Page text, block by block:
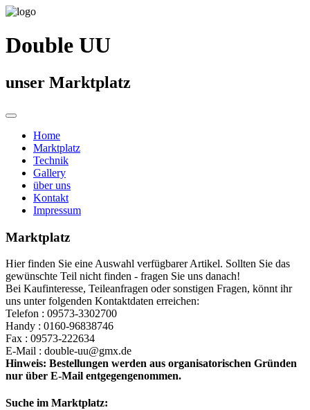
Double UU
unser Marktplatz
Home
Marktplatz
Technik
Gallery
über uns
Kontakt
Impressum
Marktplatz
Hier finden Sie eine Auswahl verfügbarer Artikel. Sollten Sie das
gewünschte Teil nicht finden - fragen Sie uns danach!
Bei Kaufinteresse, Teileanfragen oder sonstigen Fragen, könnt ihr
uns unter folgenden Kontaktdaten erreichen:
Telefon : 09573-3302700
Handy : 0160-96838746
Fax : 09573-222634
E-Mail : double-uu@gmx.de
Hinweis: Bestellungen werden aus organisatorischen Gründen
nur über E-Mail entgegengenommen.
Suche im Marktplatz: